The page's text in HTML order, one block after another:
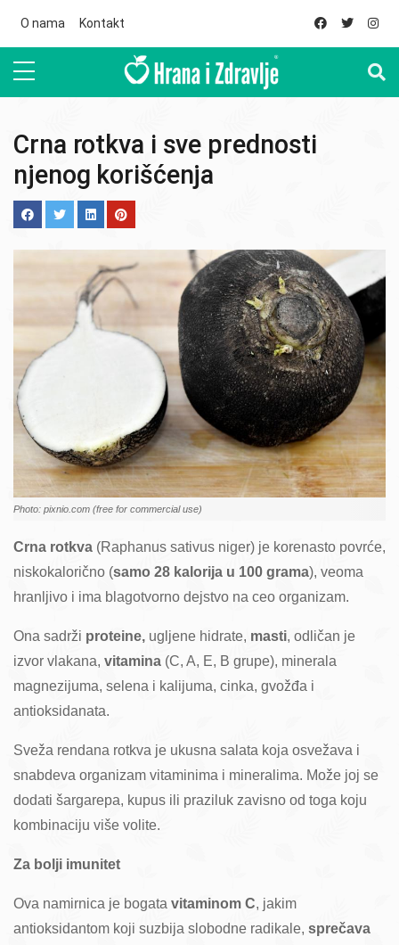
O nama Kontakt
Crna rotkva i sve prednosti
njenog korišćenja
Image
Photo: pixnio.com (free for commercial use)
Crna rotkva (Raphanus sativus niger) je korenasto povrće,
niskokalorično (samo 28 kalorija u 100 grama), veoma
hranljivo i ima blagotvorno dejstvo na ceo organizam.
Ona sadrži proteine, ugljene hidrate, masti, odličan je
izvor vlakana, vitamina (C, A, E, B grupe), minerala
magnezijuma, selena i kalijuma, cinka, gvožđa i
antioksidanata.
Sveža rendana rotkva je ukusna salata koja osvežava i
snabdeva organizam vitaminima i mineralima. Može joj se
dodati šargarepa, kupus ili praziluk zavisno od toga koju
kombinaciju više volite.
Za bolji imunitet
Ova namirnica je bogata vitaminom C, jakim
antioksidantom koji suzbija slobodne radikale, sprečava